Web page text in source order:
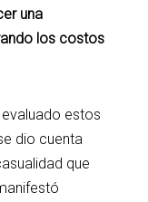
una
los costos
estos
dio cuenta
que